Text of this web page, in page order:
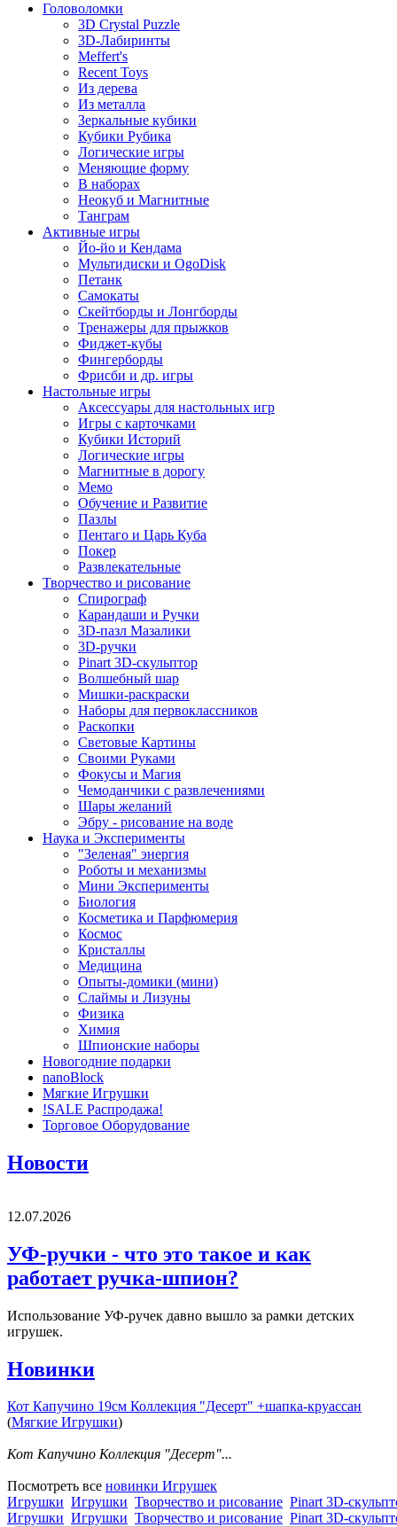
Головоломки
3D Crystal Puzzle
3D-Лабиринты
Meffert's
Recent Toys
Из дерева
Из металла
Зеркальные кубики
Кубики Рубика
Логические игры
Меняющие форму
В наборах
Неокуб и Магнитные
Танграм
Активные игры
Йо-йо и Кендама
Мультидиски и OgoDisk
Петанк
Самокаты
Скейтборды и Лонгборды
Тренажеры для прыжков
Фиджет-кубы
Фингерборды
Фрисби и др. игры
Настольные игры
Аксессуары для настольных игр
Игры с карточками
Кубики Историй
Логические игры
Магнитные в дорогу
Мемо
Обучение и Развитие
Пазлы
Пентаго и Царь Куба
Покер
Развлекательные
Творчество и рисование
Спирограф
Карандаши и Ручки
3D-пазл Мазалики
3D-ручки
Pinart 3D-скульптор
Волшебный шар
Мишки-раскраски
Наборы для первоклассников
Раскопки
Световые Картины
Своими Руками
Фокусы и Магия
Чемоданчики с развлечениями
Шары желаний
Эбру - рисование на воде
Наука и Эксперименты
"Зеленая" энергия
Роботы и механизмы
Мини Эксперименты
Биология
Косметика и Парфюмерия
Космос
Кристаллы
Медицина
Опыты-домики (мини)
Слаймы и Лизуны
Физика
Химия
Шпионские наборы
Новогодние подарки
nanoBlock
Мягкие Игрушки
!SALE Распродажа!
Торговое Оборудование
Новости
12.07.2026
УФ-ручки - что это такое и как
работает ручка-шпион?
Использование УФ-ручек давно вышло за рамки детских
игрушек.
Новинки
Кот Капучино 19см Коллекция "Десерт" +шапка-круассан
(Мягкие Игрушки)
Кот Капучино Коллекция "Десерт"...
Посмотреть все новинки Игрушек
Игрушки Игрушки Творчество и рисование Pinart 3D-
Игрушки Игрушки Творчество и рисование Pinart 3D-